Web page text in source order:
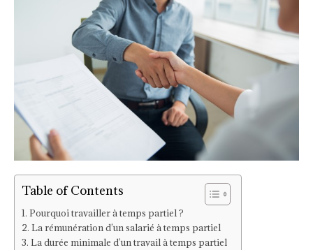
Table of Contents
Pourquoi travailler à temps partiel ?
La rémunération d’un salarié à temps partiel
La durée minimale d’un travail à temps partiel